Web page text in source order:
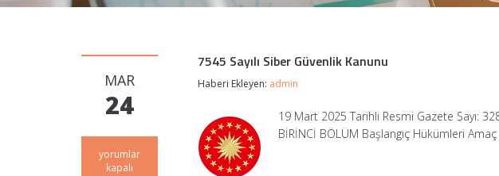
MAR
24
7545
Sayılı
yorumlar
kapalı
7545 Sayılı Siber Güvenlik Kanunu
Haberi Ekleyen: admin
19 Mart 2025 Tarihli Resmi Gazete Sayı:
BİRİNCİ BÖLÜM Başlangıç Hükümleri